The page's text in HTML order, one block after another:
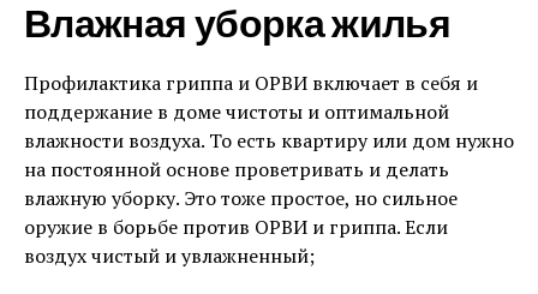
Влажная уборка жилья
Профилактика гриппа и ОРВИ включает в себя и
поддержание в доме чистоты и оптимальной
влажности воздуха. То есть квартиру или дом нужно
на постоянной основе проветривать и делать
влажную уборку. Это тоже простое, но сильное
оружие в борьбе против ОРВИ и гриппа. Если
воздух чистый и увлажненный;